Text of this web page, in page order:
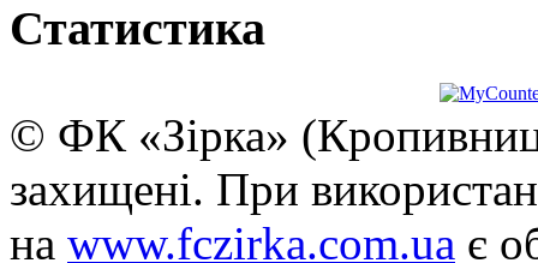
Статистика
© ФК «Зірка»
захищені. При
на www.fczirka.com.ua є